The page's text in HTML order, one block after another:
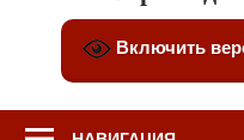
Включить